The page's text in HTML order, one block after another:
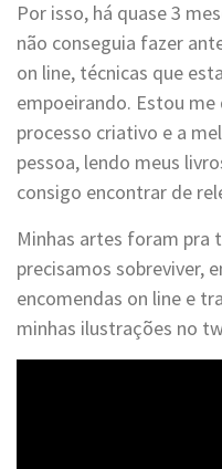
Por isso, há quase 3
não conseguia fazer
on line, técnicas que
empoeirando. Estou
processo criativo e a
pessoa, lendo meus
consigo encontrar de
Minhas artes foram pra
precisamos sobreviver,
encomendas on line e
minhas ilustrações no